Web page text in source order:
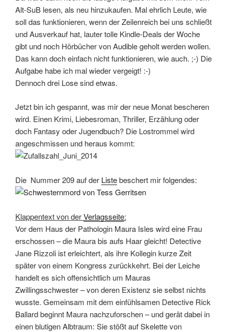
Alt-SuB lesen, als neu hinzukaufen. Mal ehrlich Leute, wie
soll das funktionieren, wenn der Zeilenreich bei uns schließt
und Ausverkauf hat, lauter tolle Kindle-Deals der Woche
gibt und noch Hörbücher von Audible geholt werden wollen.
Das kann doch einfach nicht funktionieren, wie auch. ;-) Die
Aufgabe habe ich mal wieder vergeigt! :-)
Dennoch drei Lose sind etwas.
Jetzt bin ich gespannt, was mir der neue Monat bescheren
wird. Einen Krimi, Liebesroman, Thriller, Erzählung oder
doch Fantasy oder Jugendbuch? Die Lostrommel wird
angeschmissen und heraus kommt:
Die Nummer 209 auf der Listebeschert mir folgendes:
Klappentext von derVerlagsseite:
Vor dem Haus der Pathologin Maura Isles wird eine Frau
erschossen – die Maura bis aufs Haar gleicht! Detective
Jane Rizzoli ist erleichtert, als ihre Kollegin kurze Zeit
später von einem Kongress zurückkehrt. Bei der Leiche
handelt es sich offensichtlich um Mauras
Zwillingsschwester – von deren Existenz sie selbst nichts
wusste. Gemeinsam mit dem einfühlsamen Detective Rick
Ballard beginnt Maura nachzuforschen – und gerät dabei in
einen blutigen Albtraum: Sie stößt auf Skelette von